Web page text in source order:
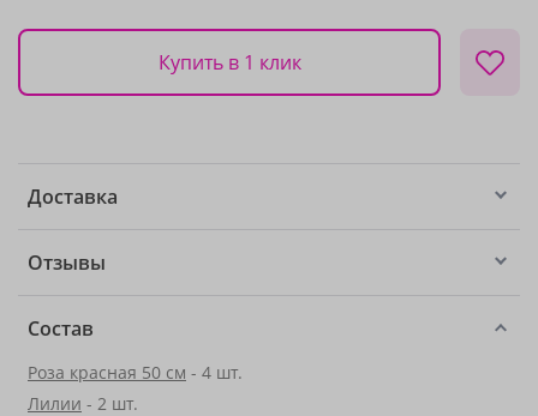
Купить в 1 клик
Доставка
Отзывы
Состав
Роза красная 50 см - 4 шт.
Лилии - 2 шт.